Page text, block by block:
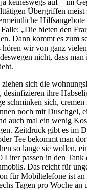
keineswegs auf – im
Übergriffen meist
„Die bieten den
Dann kommt es zum
hören wir von ganz
nicht, dass man
sich die
desinfizieren ihre
schminken sich, cremen
noch mit Duschgel,
auch mal ein wenig
Zeitdruck gibt es im
Tee bekommt man
so lange sie wollen,
Liter passen in den Tank
Das reicht für
für Mobiltelefone ist an
Tagen pro Woche an